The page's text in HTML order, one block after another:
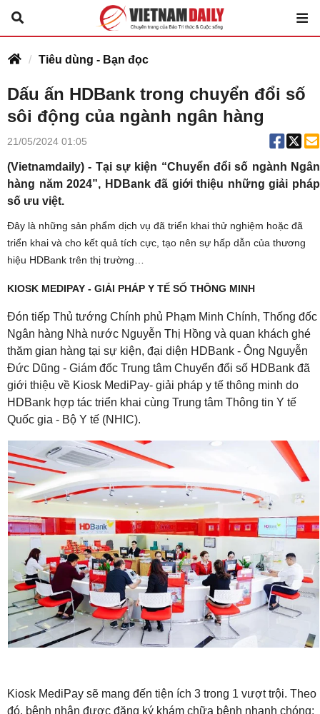
Tiêu dùng - Bạn đọc
Dấu ấn HDBank trong chuyển đổi số
sôi động của ngành ngân hàng
21/05/2024 01:05
(Vietnamdaily) - Tại sự kiện “Chuyển đổi số ngành Ngân
hàng năm 2024”, HDBank đã giới thiệu những giải pháp
số ưu việt.
Đây là những sản phẩm dịch vụ đã triển khai thử nghiệm hoặc đã
triển khai và cho kết quả tích cực, tạo nên sự hấp dẫn của thương
hiệu HDBank trên thị trường…
KIOSK MEDIPAY - GIẢI PHÁP Y TẾ SỐ THÔNG MINH
Đón tiếp Thủ tướng Chính phủ Phạm Minh Chính, Thống đốc
Ngân hàng Nhà nước Nguyễn Thị Hồng và quan khách ghé
thăm gian hàng tại sự kiện, đại diện HDBank - Ông Nguyễn
Đức Dũng - Giám đốc Trung tâm Chuyển đổi số HDBank đã
giới thiệu về Kiosk MediPay- giải pháp y tế thông minh do
HDBank hợp tác triển khai cùng Trung tâm Thông tin Y tế
Quốc gia - Bộ Y tế (NHIC).
Kiosk MediPay sẽ mang đến tiện ích 3 trong 1 vượt trội. Theo
đó, bệnh nhân được đăng ký khám chữa bệnh nhanh chóng;